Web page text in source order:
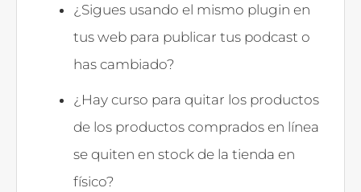
¿Sigues usando el mismo plugin en
tus web para publicar tus podcast o
has cambiado?
¿Hay curso para quitar los productos
de los productos comprados en línea
se quiten en stock de la tienda en
físico?